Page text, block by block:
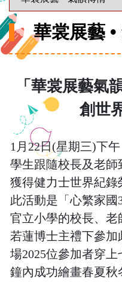
華裳展藝
「華裳展藝氣
創世
1月22日(星期三)下
學生跟隨校長及老
獲得健力士世界紀錄
此活動是「心繁家國
官立小學的校長、
若蓮博士主禮下參
場2025位參加者穿
鐘內成功繪畫春夏秋